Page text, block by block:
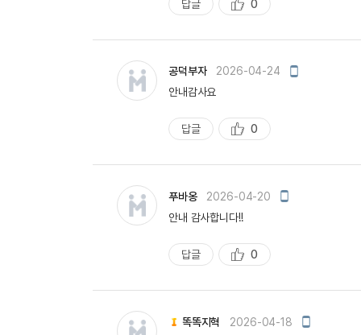
답글
추
0
공덕부자 2026-04-24
모
안내감사요
답글
추
천
0
푸바옹 2026-04-20
모
안내 감사합니다!!
답글
추
천
0
똑똑지혁 2026-04-18
모